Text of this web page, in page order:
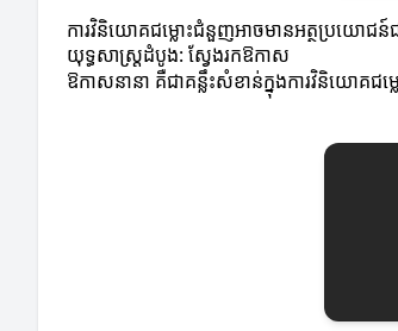
ការវិនិយោគជម្លោះជំនួញអាចមានអត្ថប្រយោជន៍ជ
យុទ្ធសាស្ត្រដំបូង: ស្វែងរកឱកាស
ឱកាសនានា គឺជាគន្លឹះសំខាន់ក្នុងការវិនិយោគជ